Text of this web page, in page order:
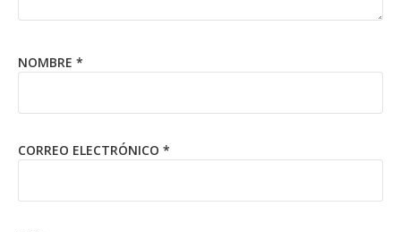
NOMBRE *
CORREO ELECTRÓNICO *